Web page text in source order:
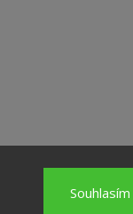
Souhlasím